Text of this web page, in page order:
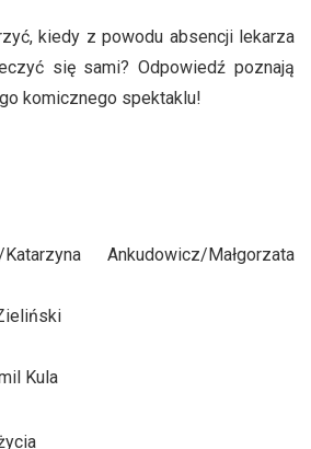
kiedy z powodu absencji lekarza
się sami? Odpowiedź poznają
komicznego spektaklu!
Ankudowicz/Małgorzata
Kula